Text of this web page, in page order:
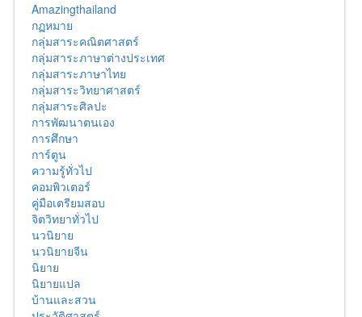
Amazingthailand
กฏหมาย
กลุ่มสาระคณิตศาสตร์
กลุ่มสาระภาษาต่างประเทศ
กลุ่มสาระภาษาไทย
กลุ่มสาระวิทยาศาสตร์
กลุ่มสาระศิลปะ
การพัฒนาตนเอง
การศึกษา
การ์ตูน
ความรู้ทั่วไป
คอมพิวเตอร์
คู่มือเตรียมสอบ
จิตวิทยาทั่วไป
นวนิยาย
นวนิยายจีน
นิยาย
นิยายแปล
บ้านและสวน